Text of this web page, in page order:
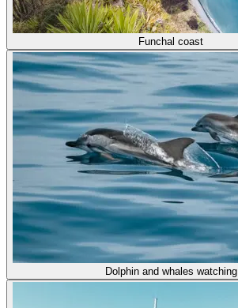
Funchal coast
Dolphin and whales watching